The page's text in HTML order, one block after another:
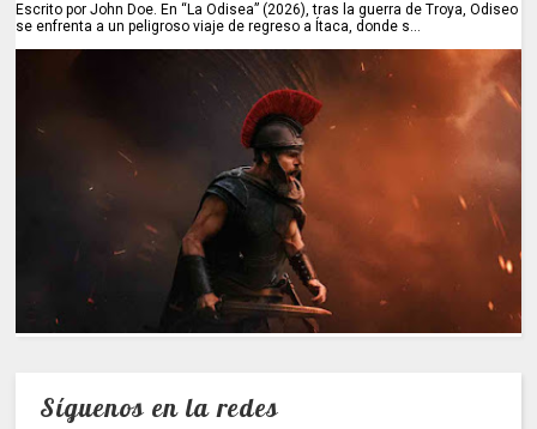
Escrito por John Doe. En “La Odisea” (2026), tras la guerra de Troya, Odiseo
se enfrenta a un peligroso viaje de regreso a Ítaca, donde s...
Síguenos en la redes